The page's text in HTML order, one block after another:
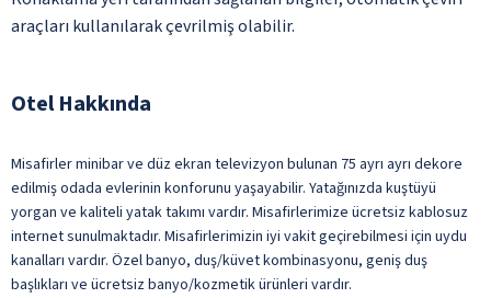
araçları kullanılarak çevrilmiş olabilir.
Otel Hakkında
Misafirler minibar ve düz ekran televizyon bulunan 75 ayrı ayrı dekore
edilmiş odada evlerinin konforunu yaşayabilir. Yatağınızda kuştüyü
yorgan ve kaliteli yatak takımı vardır. Misafirlerimize ücretsiz kablosuz
internet sunulmaktadır. Misafirlerimizin iyi vakit geçirebilmesi için uydu
kanalları vardır. Özel banyo, duş/küvet kombinasyonu, geniş duş
başlıkları ve ücretsiz banyo/kozmetik ürünleri vardır.